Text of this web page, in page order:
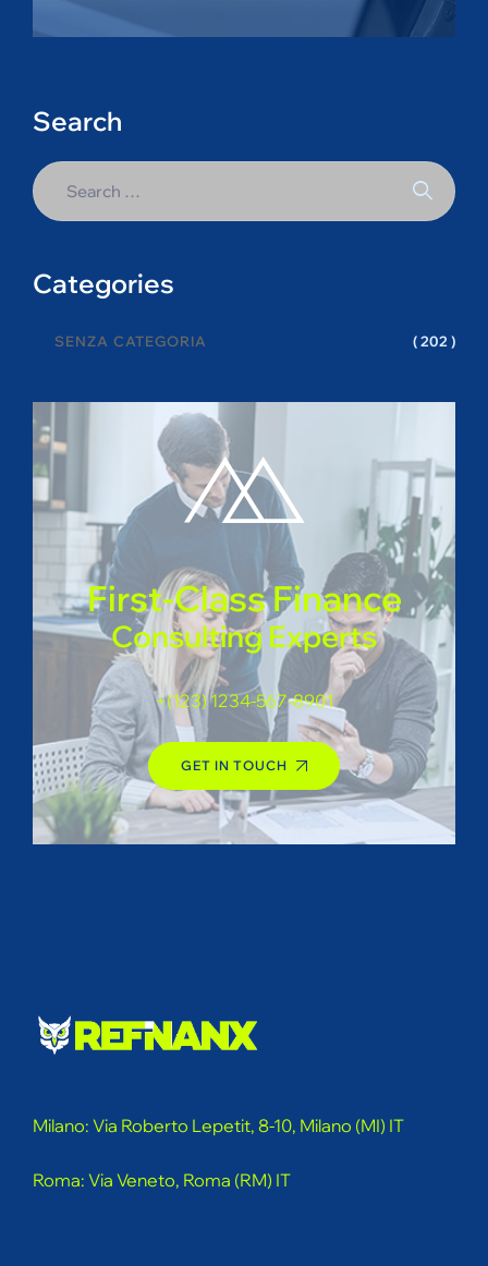
Search
Categories
SENZA CATEGORIA ( 202 )
First-Class Finance
Consulting Experts
+(123) 1234-567-8901
GET IN TOUCH
Milano: Via Roberto Lepetit, 8-10, Milano (MI) IT
Roma: Via Veneto, Roma (RM) IT